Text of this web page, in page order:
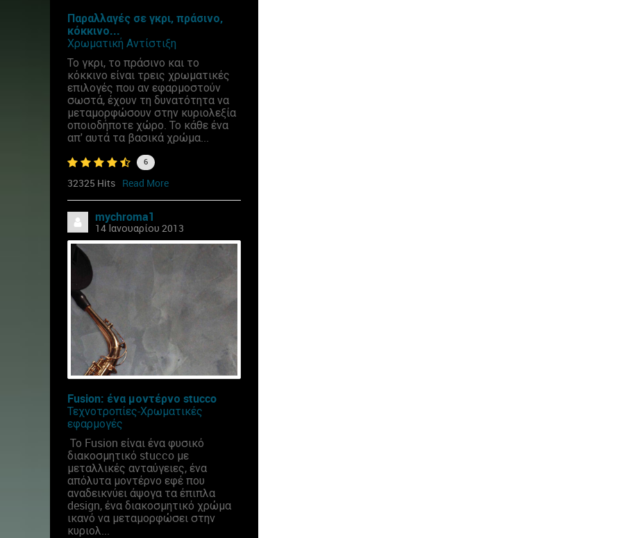
Παραλλαγές σε γκρι, πράσινο,
κόκκινο...
Χρωματική Αντίστιξη
Το γκρι, το πράσινο και το
κόκκινο είναι τρεις χρωματικές
επιλογές που αν εφαρμοστούν
σωστά, έχουν τη δυνατότητα να
μεταμορφώσουν στην κυριολεξία
οποιοδήποτε χώρο. Το κάθε ένα
απ' αυτά τα βασικά χρώμα...
6
32325 Hits Read More
mychroma1
14 Ιανουαρίου 2013
Fusion: ένα μοντέρνο stucco
Τεχνοτροπίες-Χρωματικές
εφαρμογές
Το Fusion είναι ένα φυσικό
διακοσμητικό stucco με
μεταλλικές ανταύγειες, ένα
απόλυτα μοντέρνο εφέ που
αναδεικνύει άψογα τα έπιπλα
design, ένα διακοσμητικό χρώμα
ικανό να μεταμορφώσει στην
κυριολ...